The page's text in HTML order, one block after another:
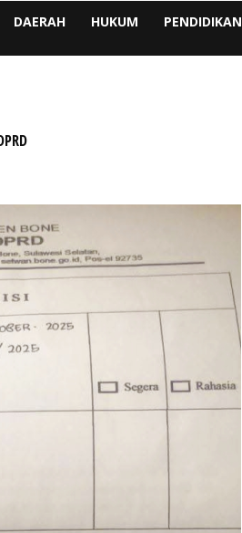
DAERAH HUKUM PENDIDIKAN